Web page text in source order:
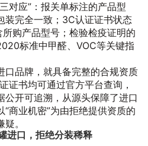
对应”：报关单标注的产品型
装完全一致；3C认证证书状态
所购产品型号；检验检疫证明的
标准中甲醛、VOC等关键指
口品牌，就具备完整的合规资质
证书均可通过官方平台查询，
公开可追溯，从源头保障了进口
商业机密”为由拒绝提供资质的
。
进口，拒绝分装稀释